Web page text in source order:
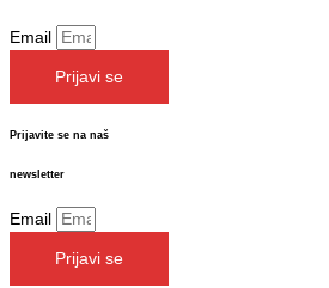
Email
Prijavi se
Prijavite se na naš
newsletter
Email
Prijavi se